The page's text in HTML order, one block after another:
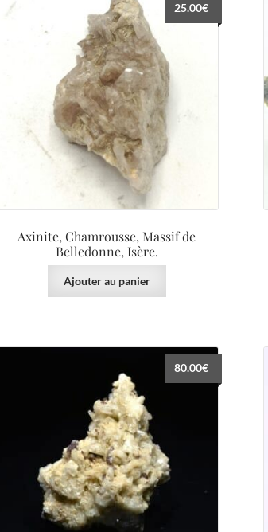
Axinite, Chamrousse, Massif de
Belledonne, Isère.
25.00€
Ajouter au panier
80.00€